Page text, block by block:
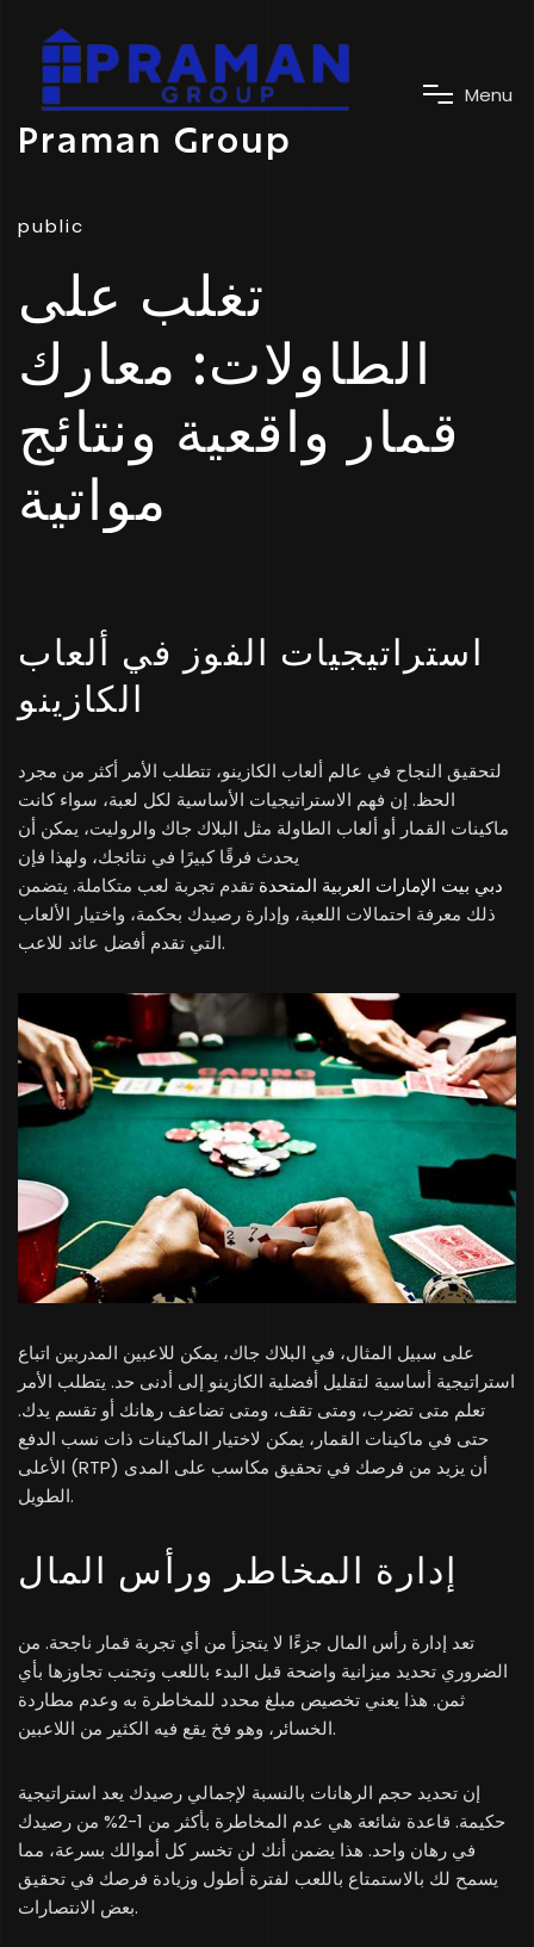
Praman Group
Menu
public
تغلب على
الطاولات: معارك
قمار واقعية ونتائج
مواتية
استراتيجيات الفوز في ألعاب
الكازينو
لتحقيق النجاح في عالم ألعاب الكازينو، تتطلب الأمر أكثر من مجرد
الحظ. إن فهم الاستراتيجيات الأساسية لكل لعبة، سواء كانت
ماكينات القمار أو ألعاب الطاولة مثل البلاك جاك والروليت، يمكن أن
يحدث فرقًا كبيرًا في نتائجك، ولهذا فإن
دبي بيت الإمارات العربية المتحدة تقدم تجربة لعب متكاملة. يتضمن
ذلك معرفة احتمالات اللعبة، وإدارة رصيدك بحكمة، واختيار الألعاب
التي تقدم أفضل عائد للاعب.
على سبيل المثال، في البلاك جاك، يمكن للاعبين المدربين اتباع
استراتيجية أساسية لتقليل أفضلية الكازينو إلى أدنى حد. يتطلب الأمر
تعلم متى تضرب، ومتى تقف، ومتى تضاعف رهانك أو تقسم يدك.
حتى في ماكينات القمار، يمكن لاختيار الماكينات ذات نسب الدفع
الأعلى (RTP) أن يزيد من فرصك في تحقيق مكاسب على المدى
الطويل.
إدارة المخاطر ورأس المال
تعد إدارة رأس المال جزءًا لا يتجزأ من أي تجربة قمار ناجحة. من
الضروري تحديد ميزانية واضحة قبل البدء باللعب وتجنب تجاوزها بأي
ثمن. هذا يعني تخصيص مبلغ محدد للمخاطرة به وعدم مطاردة
الخسائر، وهو فخ يقع فيه الكثير من اللاعبين.
إن تحديد حجم الرهانات بالنسبة لإجمالي رصيدك يعد استراتيجية
حكيمة. قاعدة شائعة هي عدم المخاطرة بأكثر من 1-2% من رصيدك
في رهان واحد. هذا يضمن أنك لن تخسر كل أموالك بسرعة، مما
يسمح لك بالاستمتاع باللعب لفترة أطول وزيادة فرصك في تحقيق
بعض الانتصارات.